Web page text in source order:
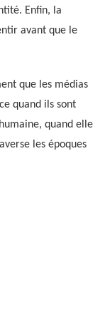
Enfin, la
avant que le
que les médias
quand ils sont
quand elle
les époques